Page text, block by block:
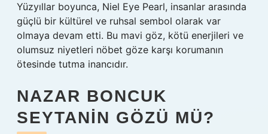
Yüzyıllar boyunca, Niel Eye Pearl, insanlar arasında
güçlü bir kültürel ve ruhsal sembol olarak var
olmaya devam etti. Bu mavi göz, kötü enerjileri ve
olumsuz niyetleri nöbet göze karşı korumanın
ötesinde tutma inancıdır.
NAZAR BONCUK
SEYTANIN GÖZÜ MÜ?